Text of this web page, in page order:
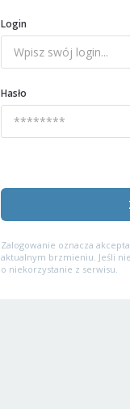
Login
Hasło
Zalogowanie oznacza
aktualnym brzmieniu. Jeśli
o niekorzystanie z serwisu.